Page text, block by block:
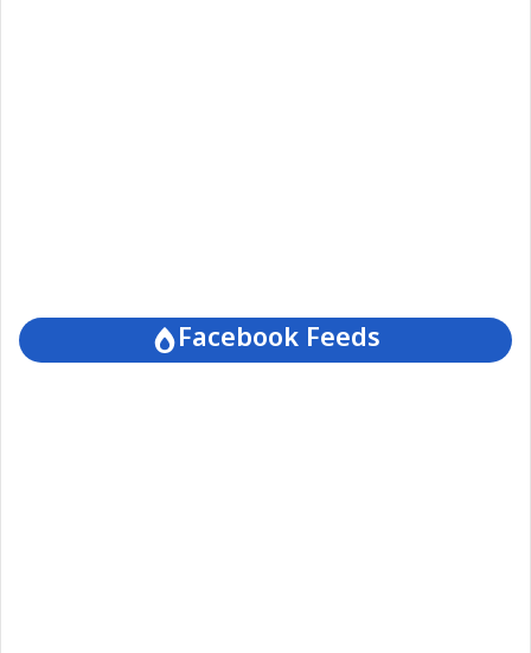
Facebook Feeds